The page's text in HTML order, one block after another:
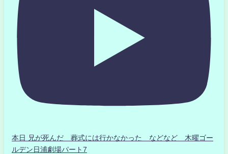
本日 兄が死んだ 葬式には行かなかった などなど 木曜ゴー
ルデン日浦劇場パート7